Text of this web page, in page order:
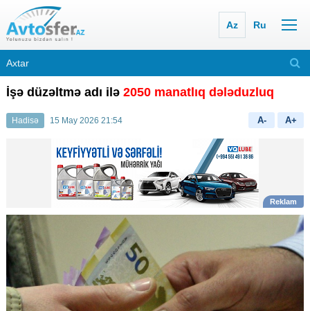
Az Ru
İşə düzəltmə adı ilə 2050 manatlıq dələduzluq
Hadisə 15 May 2026 21:54 A- A+